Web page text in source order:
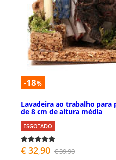
-18%
Lavadeira ao trabalho
de 8 cm de altura média
ESGOTADO
€ 32,90 € 39,90